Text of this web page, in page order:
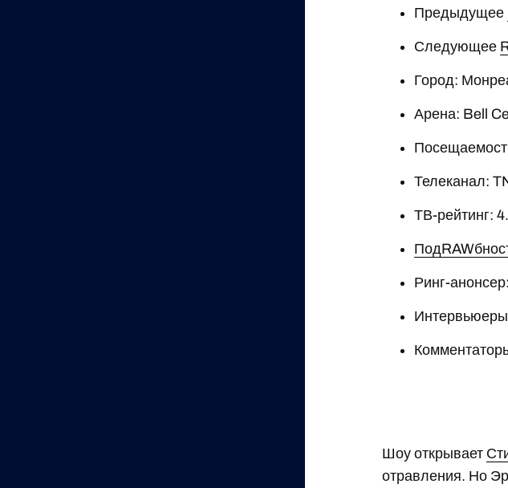
Предыдущее
Следующее
Город:
Арена: Bell
Телеканал:
ТВ-рейтинг:
Ринг-
Шоу открывает
отравления. Но